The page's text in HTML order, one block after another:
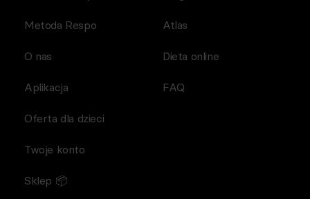
Metoda Respo
O nas
Aplikacja
Atlas
Dieta online
FAQ
Oferta dla dzieci
Twoje konto
Sklep 📦